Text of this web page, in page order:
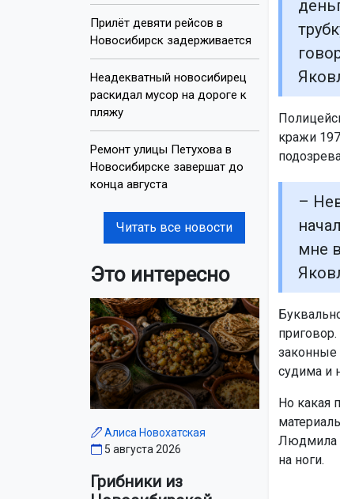
Прилёт девяти рейсов в
Новосибирск задерживается
Неадекватный новосибирец
раскидал мусор на дороге к
пляжу
Ремонт улицы Петухова в
Новосибирске завершат до
конца августа
Читать все новости
Это интересно
Алиса Новохатская
5 августа 2026
Грибники из
кражи
–
мне
законные
судима и
Но какая
Людмила
на ноги.